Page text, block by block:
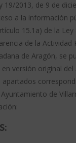
19/2013, de 9 de
a la información
15.1a) de la
de la Actividad
de Aragón, se
versión original
de